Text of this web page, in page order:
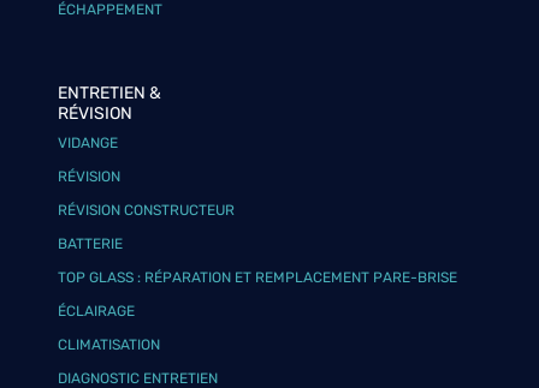
ÉCHAPPEMENT
ENTRETIEN &
RÉVISION
VIDANGE
RÉVISION
RÉVISION CONSTRUCTEUR
BATTERIE
TOP GLASS : RÉPARATION ET REMPLACEMENT PARE-BRISE
ÉCLAIRAGE
CLIMATISATION
DIAGNOSTIC ENTRETIEN